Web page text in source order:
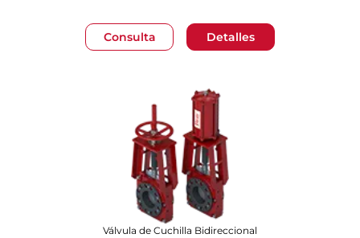
Consulta Detalles
Válvula de Cuchilla Bidireccional